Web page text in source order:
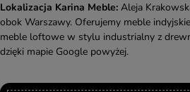
Lokalizacja Karina Meble: Aleja
obok Warszawy. Oferujemy meble
meble loftowe w stylu industrialny z
dzięki mapie Google powyżej.